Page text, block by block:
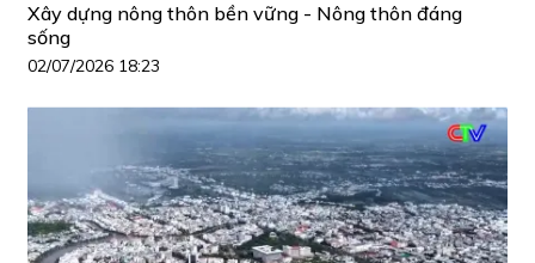
Xây dựng nông thôn bền vững - Nông thôn đáng
sống
02/07/2026 18:23